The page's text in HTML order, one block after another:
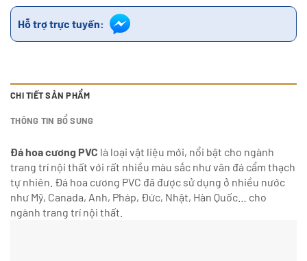
Hỗ trợ trực tuyến:
CHI TIẾT SẢN PHẨM
THÔNG TIN BỔ SUNG
Đá hoa cương PVC là loại vật liệu mới, nổi bật cho ngành
trang trí nội thất với rất nhiều màu sắc như vân đá cẩm thạch
tự nhiên. Đá hoa cương PVC đã được sử dụng ở nhiều nước
như Mỹ, Canada, Anh, Pháp, Đức, Nhật, Hàn Quốc… cho
ngành trang trí nội thất.